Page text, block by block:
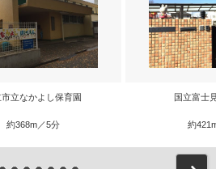
市立なかよし保育園
約368m／5分
国立富士
約